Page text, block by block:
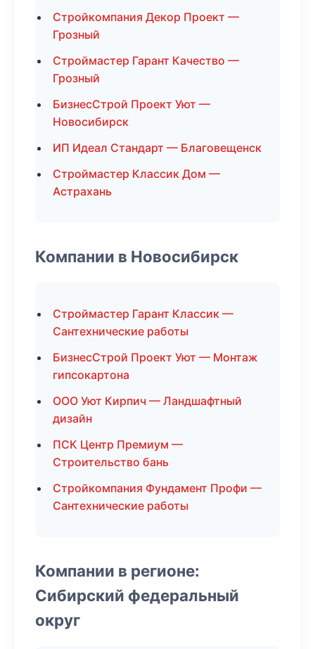
Стройкомпания Декор Проект —
Грозный
Строймастер Гарант Качество —
Грозный
БизнесСтрой Проект Уют —
Новосибирск
ИП Идеал Стандарт — Благовещенск
Строймастер Классик Дом —
Астрахань
Компании в Новосибирск
Строймастер Гарант Классик —
Сантехнические работы
БизнесСтрой Проект Уют — Монтаж
гипсокартона
ООО Уют Кирпич — Ландшафтный
дизайн
ПСК Центр Премиум —
Строительство бань
Стройкомпания Фундамент Профи —
Сантехнические работы
Компании в регионе:
Сибирский федеральный
округ